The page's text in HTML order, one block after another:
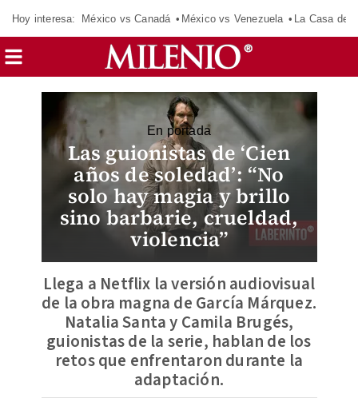
Hoy interesa: México vs Canadá México vs Venezuela La Casa de
Las guionistas de ‘Cien
años de soledad’: “No
solo hay magia y brillo
sino barbarie, crueldad,
violencia”
En portada
Llega a Netflix la versión audiovisual
de la obra magna de García Márquez.
Natalia Santa y Camila Brugés,
guionistas de la serie, hablan de los
retos que enfrentaron durante la
adaptación.